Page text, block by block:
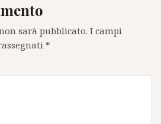
sarà pubblicato. I campi
*